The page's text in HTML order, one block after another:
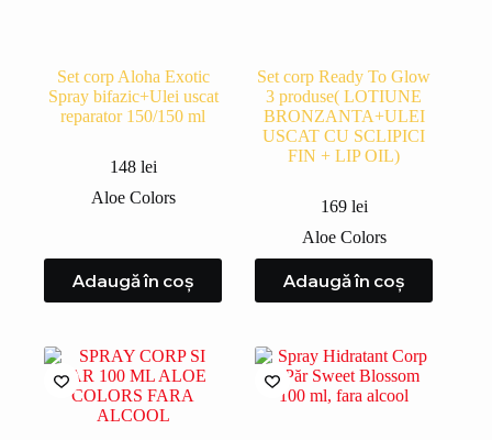
Set corp Aloha Exotic
Spray bifazic+Ulei uscat
reparator 150/150 ml
148 lei
Aloe Colors
Adaugă în coș
Set corp Ready To Glow
3 produse( LOTIUNE
BRONZANTA+ULEI
USCAT CU SCLIPICI
FIN + LIP OIL)
169 lei
Aloe Colors
Adaugă în coș